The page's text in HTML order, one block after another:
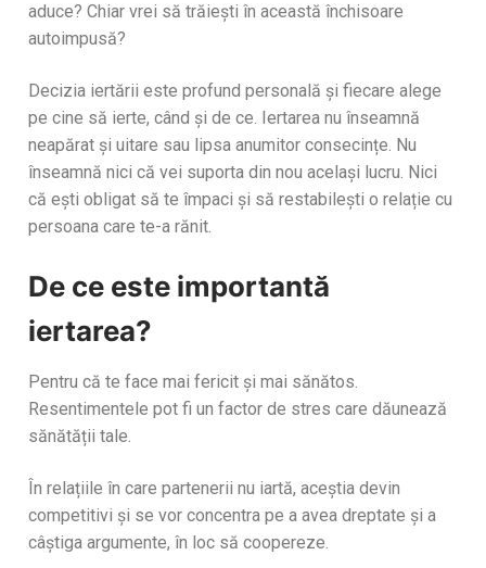
aduce? Chiar vrei să trăiești în această închisoare
autoimpusă?
Decizia iertării este profund personală și fiecare alege
pe cine să ierte, când și de ce. Iertarea nu înseamnă
neapărat și uitare sau lipsa anumitor consecințe. Nu
înseamnă nici că vei suporta din nou același lucru. Nici
că ești obligat să te împaci și să restabilești o relație cu
persoana care te-a rănit.
De ce este importantă
iertarea?
Pentru că te face mai fericit și mai sănătos.
Resentimentele pot fi un factor de stres care dăunează
sănătății tale.
În relațiile în care partenerii nu iartă, aceștia devin
competitivi și se vor concentra pe a avea dreptate și a
câștiga argumente, în loc să coopereze.